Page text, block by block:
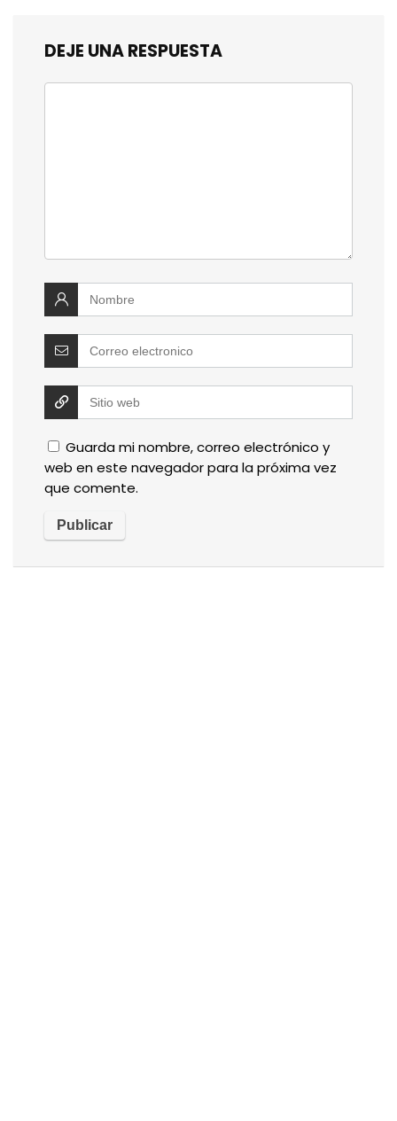
DEJE UNA RESPUESTA
Guarda mi nombre, correo electrónico y
web en este navegador para la próxima vez
que comente.